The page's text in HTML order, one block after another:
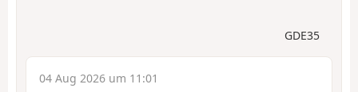
GDE35
04 Aug 2026 um 11:01